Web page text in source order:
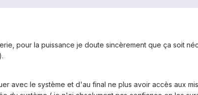
pour la puissance je doute sincèrement que ça soit
avec le système et d'au final ne plus avoir accès aux